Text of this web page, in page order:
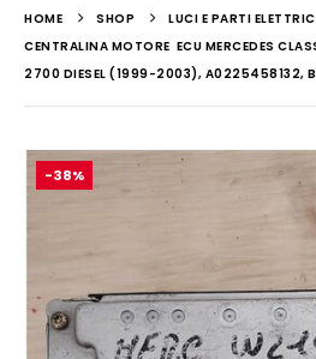
HOME SHOP LUCI E PARTI
CENTRALINA MOTORE ECU MERCEDES
2700 DIESEL (1999-2003), A0225458132,
-38%